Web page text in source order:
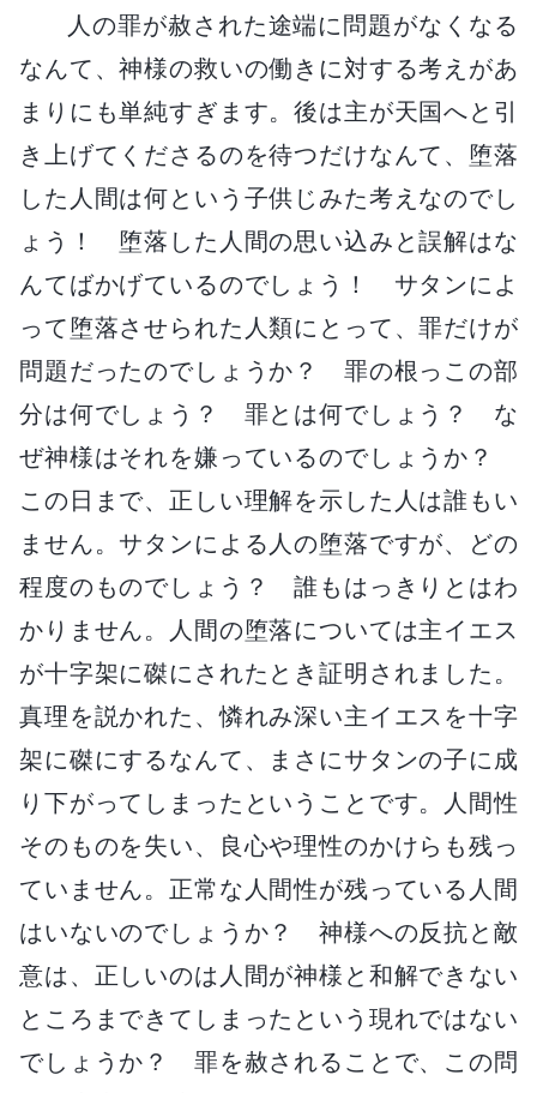
人の罪が赦された途端に問題がなくなる
なんて、神様の救いの働きに対する考えがあ
まりにも単純すぎます。後は主が天国へと引
き上げてくださるのを待つだけなんて、堕落
した人間は何という子供じみた考えなのでし
ょう！ 堕落した人間の思い込みと誤解はな
んてばかげているのでしょう！ サタンによ
って堕落させられた人類にとって、罪だけが
問題だったのでしょうか？ 罪の根っこの部
分は何でしょう？ 罪とは何でしょう？ な
ぜ神様はそれを嫌っているのでしょうか？
この日まで、正しい理解を示した人は誰もい
ません。サタンによる人の堕落ですが、どの
程度のものでしょう？ 誰もはっきりとはわ
かりません。人間の堕落については主イエス
が十字架に磔にされたとき証明されました。
真理を説かれた、憐れみ深い主イエスを十字
架に磔にするなんて、まさにサタンの子に成
り下がってしまったということです。人間性
そのものを失い、良心や理性のかけらも残っ
ていません。正常な人間性が残っている人間
はいないのでしょうか？ 神様への反抗と敵
意は、正しいのは人間が神様と和解できない
ところまできてしまったという現れではない
でしょうか？ 罪を赦されることで、この問